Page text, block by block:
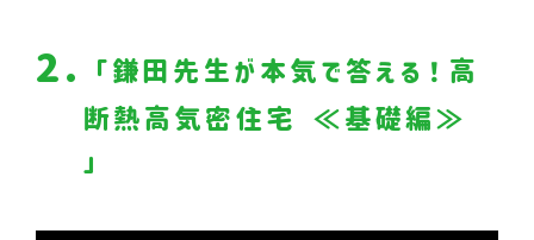
2.
「鎌田先生が本気で答える！高
断熱高気密住宅 ≪基礎編≫
」